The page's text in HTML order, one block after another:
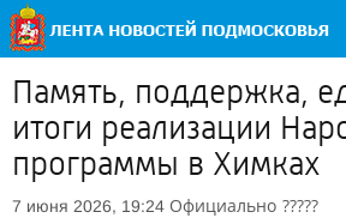
Память, поддержка,
итоги реализации
программы в Химках
7 июня 2026, 19:24 Официально ?????